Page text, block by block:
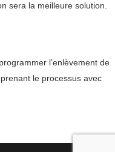
sera la meilleure solution.
l’enlèvement de
le processus avec